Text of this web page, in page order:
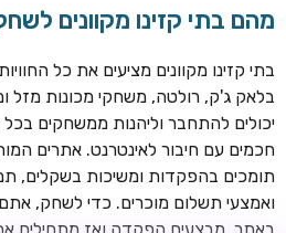
ההפקדה הראשונה
CASOO
חדשים
ROYSPINS
חינם על ההפקדות הראשונות
מהם בתי קזינו מקוונים
בתי קזינו מקוונים מציעים את כל
בלאק ג'ק, רולטה, משחקי מכונות מזל
יכולים להתחבר וליהנות ממשחקים
חכמים עם חיבור לאינטרנט. אתרים
תומכים בהפקדות ומשיכות בשקלים,
ואמצעי תשלום מוכרים. כדי לשחק,